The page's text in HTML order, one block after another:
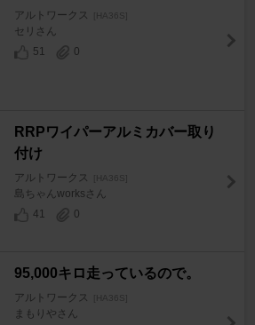
アルトワークス [HA36S]
セリさん
51
0
RRPワイパーアルミカバー取り
付け
アルトワークス [HA36S]
島ちゃんworksさん
41
0
95,000キロ走っているので。
アルトワークス [HA36S]
まもりやさん